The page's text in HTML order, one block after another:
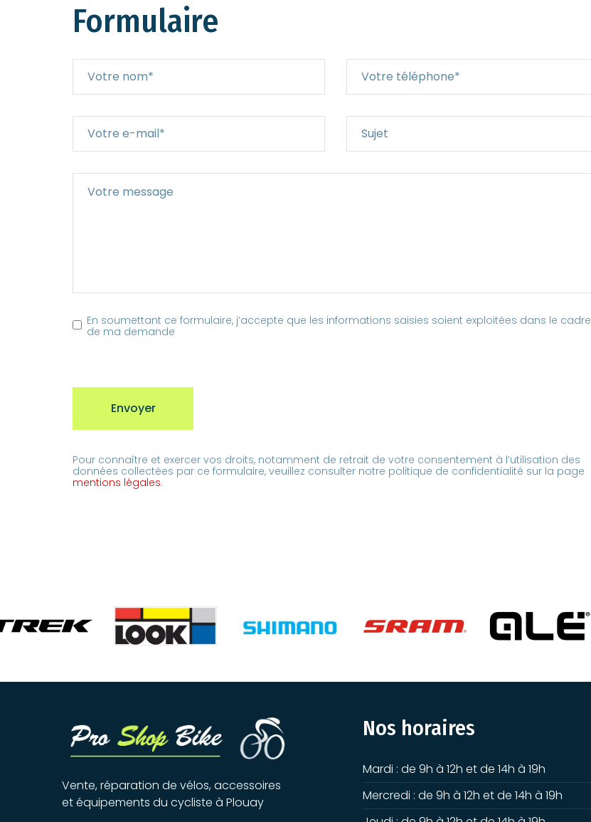
Formulaire
En soumettant ce formulaire, j’accepte que les informations saisies soient exploitées dans le cadre
de ma demande
Envoyer
Pour connaître et exercer vos droits, notamment de retrait de votre consentement à l’utilisation des
données collectées par ce formulaire, veuillez consulter notre politique de confidentialité sur la page
mentions légales.
Vente, réparation de vélos, accessoires
et équipements du cycliste à Plouay
Nos horaires
Mardi : de 9h à 12h et de 14h à 19h
Mercredi : de 9h à 12h et de 14h à 19h